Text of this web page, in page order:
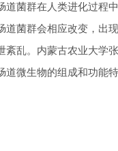
道菌群在人类进化过程
道菌群会相应改变，出
乱。内蒙古农业大学
道微生物的组成和功能